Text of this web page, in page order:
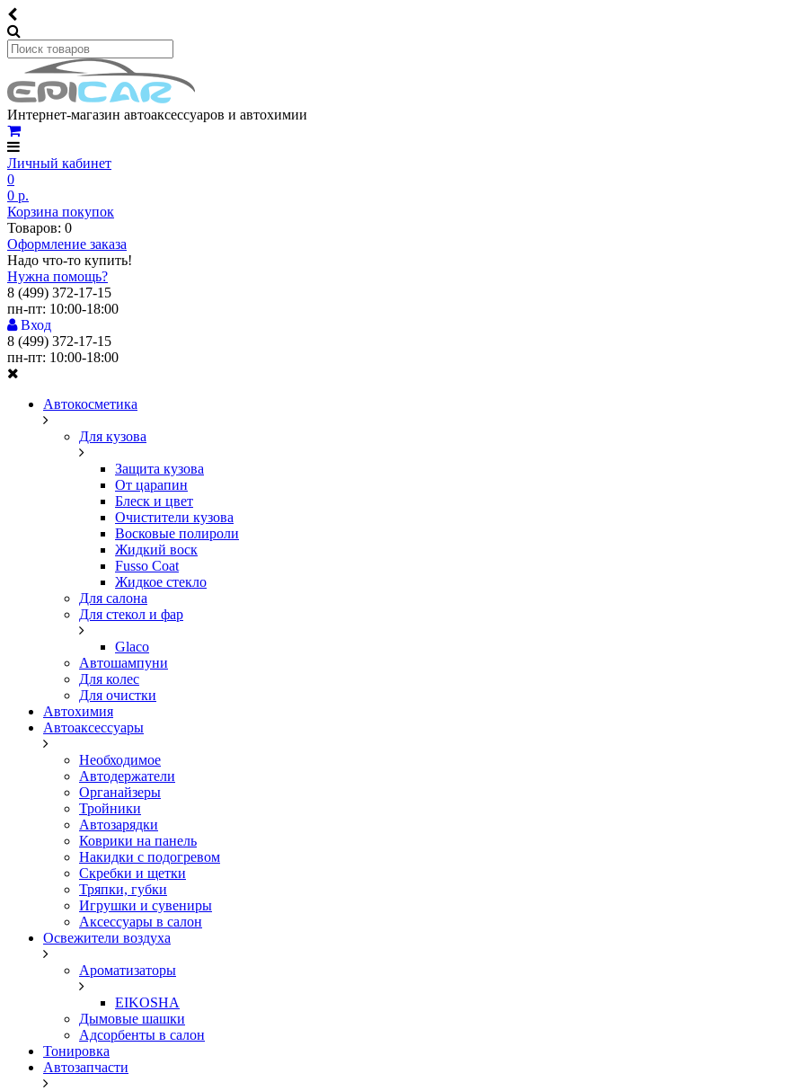
Интернет-магазин автоаксессуаров и автохимии
Личный кабинет
0
0 р.
Корзина покупок
Товаров: 0
Оформление заказа
Надо что-то купить!
Нужна помощь?
8 (499) 372-17-15
пн-пт: 10:00-18:00
Вход
8 (499) 372-17-15
пн-пт: 10:00-18:00
Автокосметика
Для кузова
Защита кузова
От царапин
Блеск и цвет
Очистители кузова
Восковые полироли
Жидкий воск
Fusso Coat
Жидкое стекло
Для салона
Для стекол и фар
Glaco
Автошампуни
Для колес
Для очистки
Автохимия
Автоаксессуары
Необходимое
Автодержатели
Органайзеры
Тройники
Автозарядки
Коврики на панель
Накидки с подогревом
Скребки и щетки
Тряпки, губки
Игрушки и сувениры
Аксессуары в салон
Освежители воздуха
Ароматизаторы
EIKOSHA
Дымовые шашки
Адсорбенты в салон
Тонировка
Автозапчасти